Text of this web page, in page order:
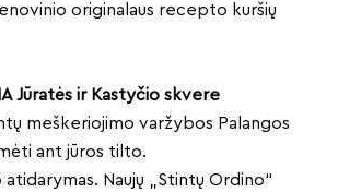
originalaus recepto kuršių
Jūratės ir Kastyčio skvere
meškeriojimo varžybos Palangos
ant jūros tilto.
atidarymas. Naujų „Stintų Ordino“